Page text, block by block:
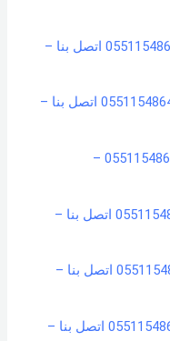
شركة تنظيف مجالس بحفر الباطن – 0551154864 اتصل بنا –
شركة مكافحة حشرات بحفر الباطن – 0551154864 اتصل بنا –
شركة تنظيف مكيفات بحفر الباطن – 0551154864 –
شركة تنظيف منازل بحفر الباطن – 0551154864 اتصل بنا –
شركة تنظيف سجاد بحفر الباطن – 0551154864 اتصل بنا –
شركة تنظيف خزانات بحفر الباطن – 0551154864 اتصل بنا –